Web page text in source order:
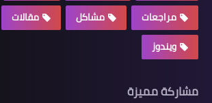
مراجعات
مشاكل مقالات
ويندوز
مشاركة مميزة